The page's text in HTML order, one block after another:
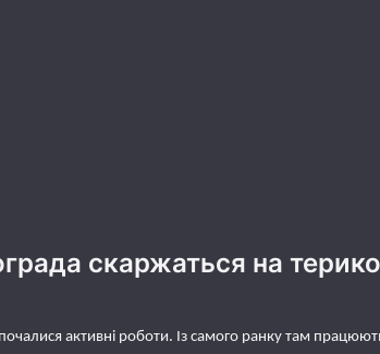
скаржаться на
активні роботи. Із самого ранку там